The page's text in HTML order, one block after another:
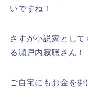
いですね！
さすが小説家とし
る瀬戸内寂聴さん！
ご自宅にもお金を掛